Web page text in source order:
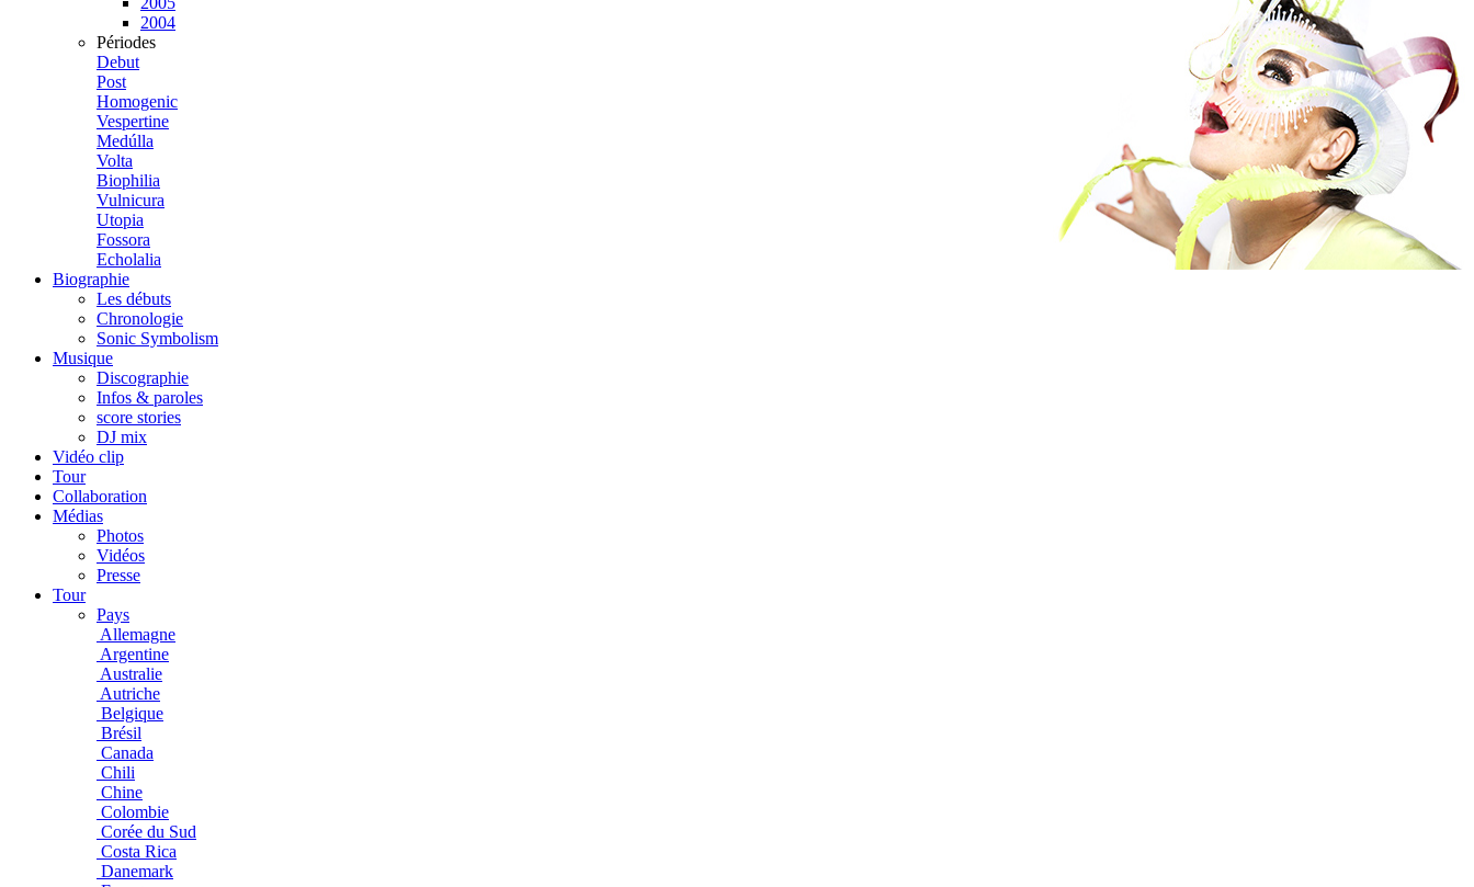
2004
Périodes
Debut
Post
Homogenic
Vespertine
Medúlla
Volta
Biophilia
Vulnicura
Utopia
Fossora
Echolalia
Biographie
Les débuts
Chronologie
Sonic Symbolism
Musique
Discographie
Infos & paroles
score stories
DJ mix
Vidéo clip
Tour
Collaboration
Médias
Photos
Vidéos
Presse
Tour
Pays
Allemagne
Argentine
Australie
Autriche
Belgique
Brésil
Canada
Chili
Chine
Colombie
Corée du Sud
Costa Rica
Danemark